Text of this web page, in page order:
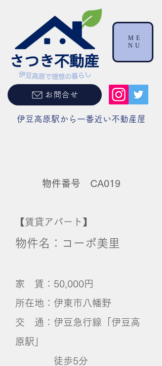
伊豆高原駅から一番近い不動産屋
お問合せ
ME
NU
物件番号 CA019
【賃貸アパート】
物件名：コーポ美里
家 賃：50,000円
所在地：伊東市八幡野
交 通：伊豆急行線「伊豆高
原駅」
徒歩5分